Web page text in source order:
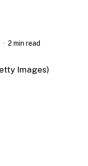
2 min read
Images)